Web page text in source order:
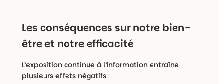
Les conséquences sur notre bien-
être et notre efficacité
L’exposition continue à l’information entraîne
plusieurs effets négatifs :